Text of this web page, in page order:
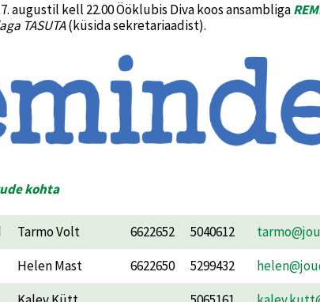
augustil kell 22.00 Ööklubis Diva koos ansambliga
TASUTA(küsida sekretariaadist).
kohta
Tarmo Volt 6622652 5040612
Helen Mast
6622650 5299432